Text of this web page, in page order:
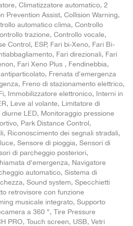
Climatizzatore automatico, 2
Prevention Assist, Collision Warning,
automatico clima, Controllo
trazione, Controllo vocale,
Control, ESP, Fari bi-Xeno, Fari Bi-
Fari direzionali, Fari
Fari Xeno Plus , Fendinebbia,
Frenata d'emergenza
Freno di stazionamento elettrico,
Immobilizzatore elettronico, Interni in
Leve al volante, Limitatore di
LED, Monitoraggio pressione
Park Distance Control,
Riconoscimento dei segnali stradali,
Sensore di pioggia, Sensori di
di parcheggio posteriori,
d'emergenza, Navigatore
automatico, Sistema di
Sound system, Specchietti
retrovisore con funzione
musicale integrato, Supporto
a 360 °, Tire Pressure
PRO, Touch screen, USB, Vetri